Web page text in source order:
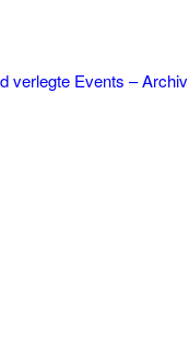
verlegte Events – Archiv